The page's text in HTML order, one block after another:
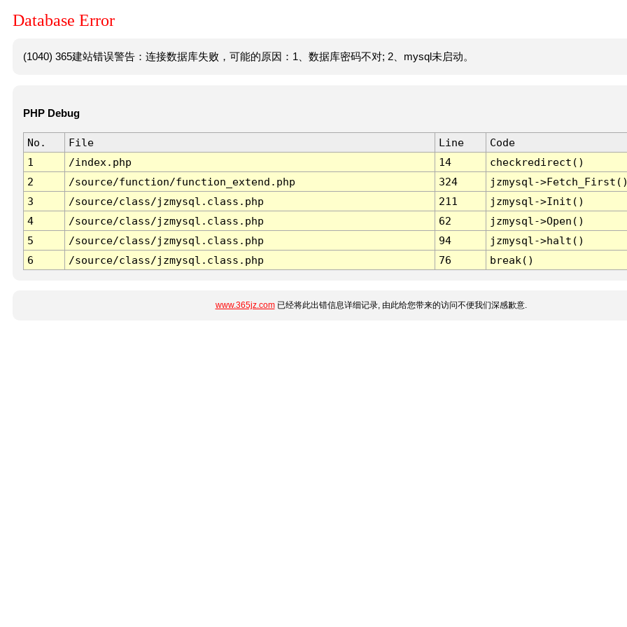
Database Error
(1040) 365建站错误警告：连接数据库失败，可能的原因：1、数据库密码不对; 2、mysql未启动。
PHP Debug
No. File Line
Code
1
/index.php 14
checkredirect()
2
/source/function/function_extend.php 324
jzmysql-
3
/source/class/jzmysql.class.php 211
jzmysql->Init()
4
/source/class/jzmysql.class.php 62
jzmysql->Open()
5
/source/class/jzmysql.class.php 94
jzmysql->halt()
6
/source/class/jzmysql.class.php 76 break()
www.365jz.com已经将此出错信息详细记录, 由此给您带来的访问不便我们深感歉意.